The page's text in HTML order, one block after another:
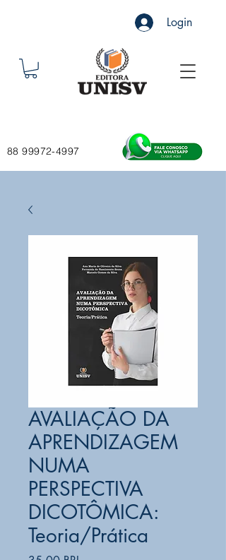
Login
88 99972-4997
AVALIAÇÃO DA
APRENDIZAGEM
NUMA
PERSPECTIVA
DICOTÔMICA:
Teoria/Prática